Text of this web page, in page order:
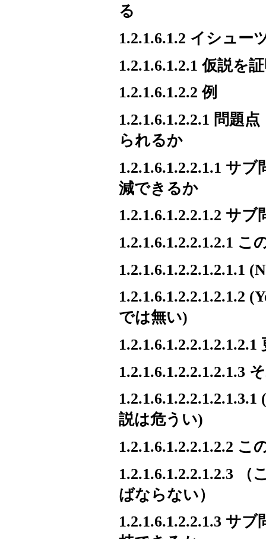
る
1.2.1.6.1.2 イシュー
1.2.1.6.1.2.1 仮説を
1.2.1.6.1.2.2 例
1.2.1.6.1.2.2.1 問題
られるか
1.2.1.6.1.2.2.1.1 サ
減できるか
1.2.1.6.1.2.2.1.2 サ
1.2.1.6.1.2.2.1.2.1
1.2.1.6.1.2.2.1.2.1.1
1.2.1.6.1.2.2.1.2.1.2
では無い)
1.2.1.6.1.2.2.1.2.1.3
説は危うい)
1.2.1.6.1.2.2.1.2.2
1.2.1.6.1.2.2.1.2.3
ばならない）
1.2.1.6.1.2.2.1.3 サ